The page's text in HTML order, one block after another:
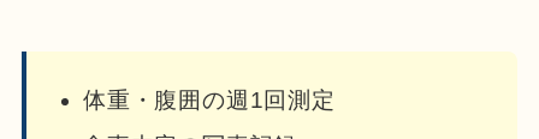
体重・腹囲の週1回測定